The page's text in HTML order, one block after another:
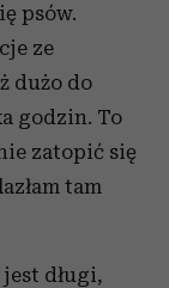
psów.
ze
dużo do
godzin. To
zatopić się
tam
długi,